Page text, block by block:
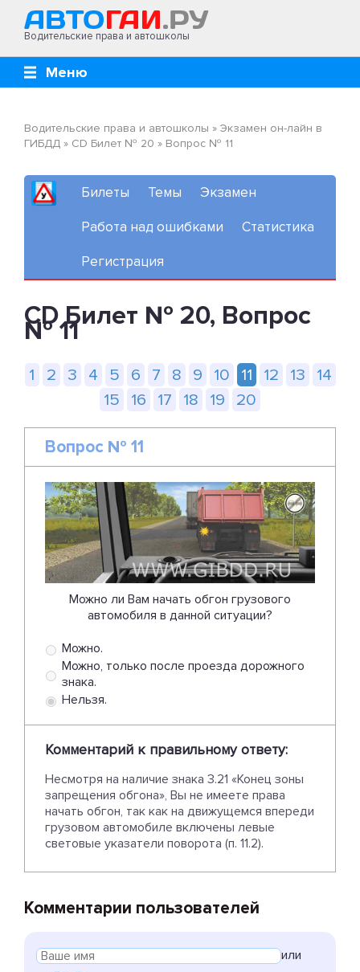
Водительские права и автошколы
Меню
Водительские права и автошколы » Экзамен он-лайн в
ГИБДД » CD Билет № 20 » Вопрос № 11
Билеты Темы Экзамен
Работа над ошибками Статистика
Регистрация
CD Билет № 20, Вопрос
№ 11
1 2 3 4 5 6 7 8 9 10 11 12 13
14
15
16 17 18 19 20
Вопрос № 11
Можно ли Вам начать обгон грузового
автомобиля в данной ситуации?
Можно.
Можно, только после проезда дорожного
знака.
Нельзя.
Комментарий к правильному ответу:
Несмотря на наличие знака 3.21 «Конец зоны
запрещения обгона», Вы не имеете права
начать обгон, так как на движущемся впереди
грузовом автомобиле включены левые
световые указатели поворота (п. 11.2).
Комментарии пользователей
или